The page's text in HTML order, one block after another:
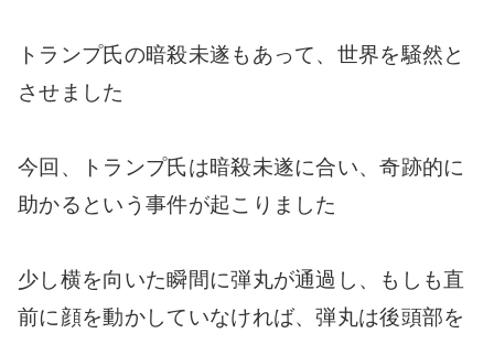
トランプ氏の暗殺未遂もあって、世界を騒然と
させました
今回、トランプ氏は暗殺未遂に合い、奇跡的に
助かるという事件が起こりました
少し横を向いた瞬間に弾丸が通過し、もしも直
前に顔を動かしていなければ、弾丸は後頭部を